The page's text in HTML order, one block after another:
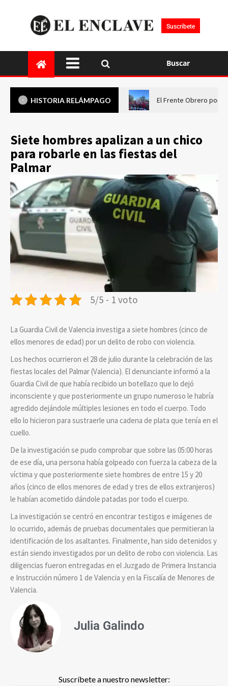
Suscríbete
Buscar
HISTORIA RELÁMPAGO El Frente Obrero pone
Siete hombres apalizan a un chico
para robarle en las fiestas del
Palmar
5/5 - 1 voto
La Guardia Civil de Valencia investiga a siete hombres (cinco de
ellos menores de edad) por un delito de robo con violencia.
Los hechos ocurrieron el 28 de julio durante la celebración de las
fiestas locales del Palmar (Valencia). El denunciante informó a la
Guardia Civil de que había recibido un botellazo que lo dejó
inconsciente y que posteriormente un grupo numeroso le habría
agredido dejándole múltiples lesiones en todo el cuerpo. Todo
ello lo hicieron para sustraerle una cadena de plata que tenía en el
cuello.
De la investigación se pudo comprobar que sobre las 05:00 horas
de ese día, una persona había golpeado con fuerza la cabeza de la
víctima y que posteriormente siete hombres de entre 15 y 20
años (cinco de ellos menores de edad y tres de ellos extranjeros)
le habían acometido dándole patadas por todo el cuerpo.
La investigación se centró en encontrar testigos e imágenes de
lo ocurrido, además de pruebas documentales que permitieran la
identificación de los asaltantes. Finalmente, han sido detenidos y
están siendo investigados por un delito de robo con violencia. Las
diligencias fueron entregadas en el Juzgado de Primera Instancia
e Instrucción número 1 de Valencia y en la Fiscalía de Menores de
Valencia.
Julia Galindo
Suscríbete a nuestro newsletter: